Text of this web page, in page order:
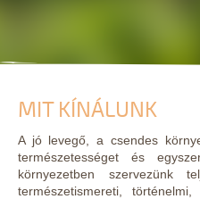
MIT KÍNÁLUNK
A jó levegő, a csendes
természetességet és
környezetben szervezünk
természetismereti,